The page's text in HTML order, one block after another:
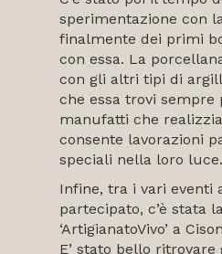
sperimentazione con
finalmente dei primi
con essa. La
con gli altri tipi di
che essa trovi sempre
manufatti che
consente lavorazioni
speciali nella loro luce.
Infine, tra i vari eventi
partecipato, c’è stata
‘ArtigianatoVivo’ a
E’ stato bello ritrovare